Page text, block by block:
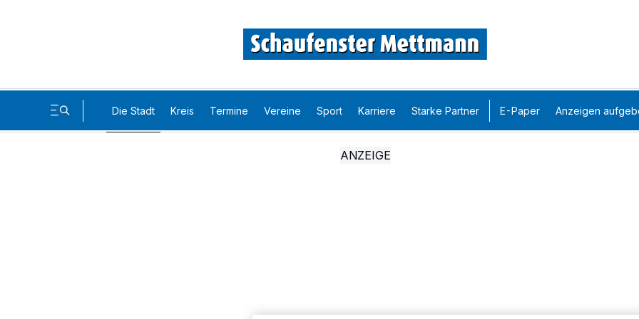
Die Stadt Kreis Termine Vereine Sport Karriere Starke Partner E-Paper Anzeigen